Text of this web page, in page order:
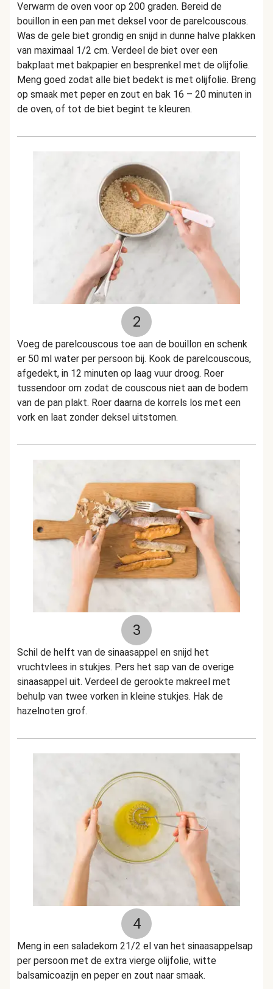
Verwarm de oven voor op 200 graden. Bereid de
bouillon in een pan met deksel voor de parelcouscous.
Was de gele biet grondig en snijd in dunne halve plakken
van maximaal 1/2 cm. Verdeel de biet over een
bakplaat met bakpapier en besprenkel met de olijfolie.
Meng goed zodat alle biet bedekt is met olijfolie. Breng
op smaak met peper en zout en bak 16 – 20 minuten in
de oven, of tot de biet begint te kleuren.
2
Voeg de parelcouscous toe aan de bouillon en schenk
er 50 ml water per persoon bij. Kook de parelcouscous,
afgedekt, in 12 minuten op laag vuur droog. Roer
tussendoor om zodat de couscous niet aan de bodem
van de pan plakt. Roer daarna de korrels los met een
vork en laat zonder deksel uitstomen.
3
Schil de helft van de sinaasappel en snijd het
vruchtvlees in stukjes. Pers het sap van de overige
sinaasappel uit. Verdeel de gerookte makreel met
behulp van twee vorken in kleine stukjes. Hak de
hazelnoten grof.
4
Meng in een saladekom 21/2 el van het sinaasappelsap
per persoon met de extra vierge olijfolie, witte
balsamicoazijn en peper en zout naar smaak.